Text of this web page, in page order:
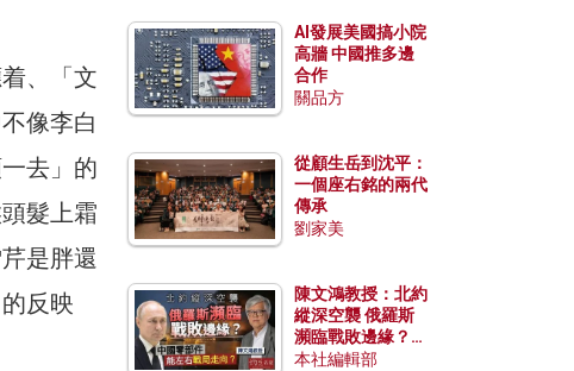
、「文
像李白
去」的
髮上霜
是胖還
反映
AI發展美國搞小院
高牆 中國推多邊
合作
關品方
從顧生岳到沈平：
一個座右銘的兩代
傳承
劉家美
陳文鴻教授：北約
縱深空襲 俄羅斯
瀕臨戰敗邊緣？中
國零部件能左右戰
本社編輯部